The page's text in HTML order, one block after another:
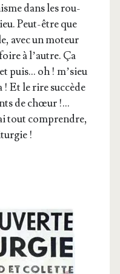
dans les rou­
Peut-être que
avec un moteur
à l’autre. Ça
puis… oh ! m’sieu
! Et le rire suc­cède
de chœur !…
tout com­prendre,
!